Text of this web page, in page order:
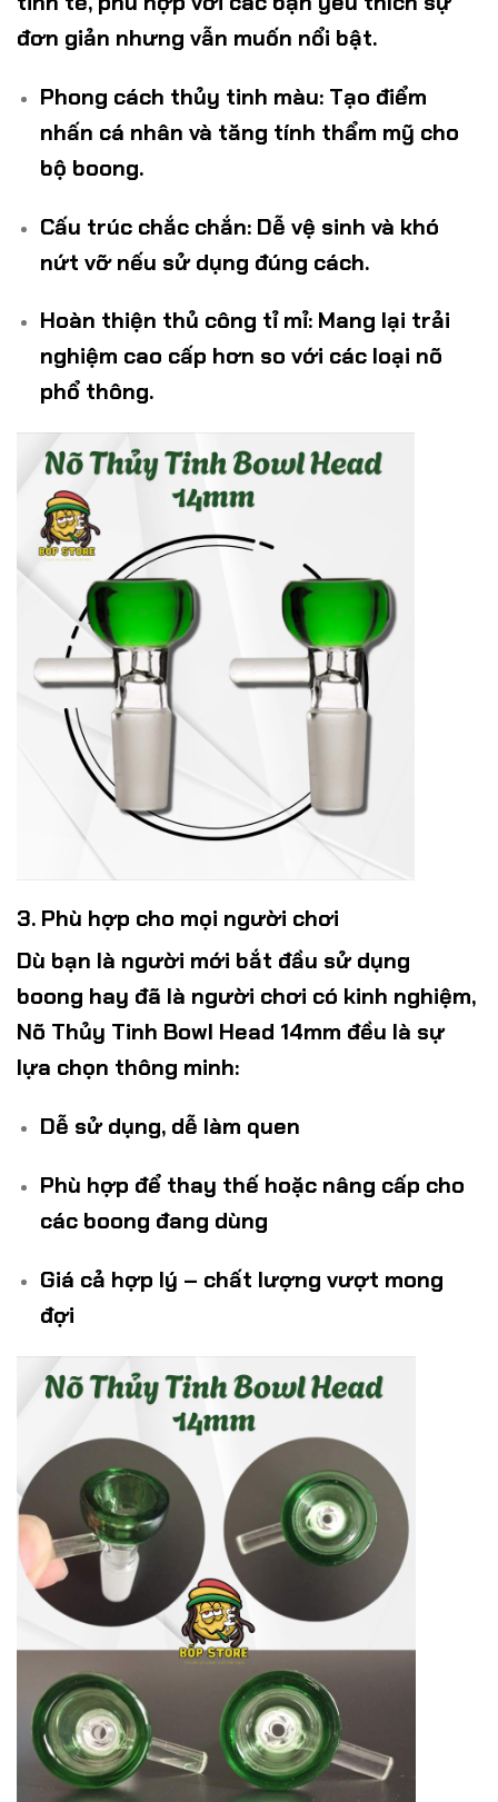
đơn giản nhưng vẫn muốn nổi bật.
Phong cách thủy tinh màu: Tạo điểm
nhấn cá nhân và tăng tính thẩm mỹ cho
bộ boong.
Cấu trúc chắc chắn: Dễ vệ sinh và khó
nứt vỡ nếu sử dụng đúng cách.
Hoàn thiện thủ công tỉ mỉ: Mang lại trải
nghiệm cao cấp hơn so với các loại nõ
phổ thông.
3. Phù hợp cho mọi người chơi
Dù bạn là người mới bắt đầu sử dụng
boong hay đã là người chơi có kinh nghiệm,
Nõ Thủy Tinh Bowl Head 14mm đều là sự
lựa chọn thông minh:
Dễ sử dụng, dễ làm quen
Phù hợp để thay thế hoặc nâng cấp cho
các boong đang dùng
Giá cả hợp lý – chất lượng vượt mong
đợi